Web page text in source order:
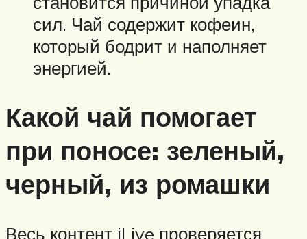
сил. Чай содержит кофеин,
который бодрит и наполняет
энергией.
Какой чай помогает
при поносе: зеленый,
черный, из ромашки
Весь контент iLive проверяется